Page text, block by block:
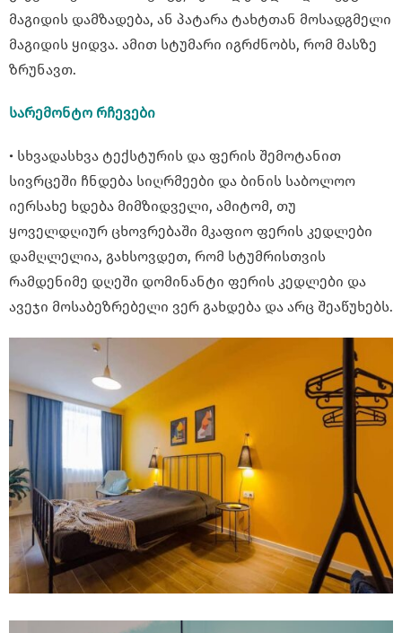
მაგიდის დამზადება, ან პატარა ტახტთან მოსადგმელი
მაგიდის ყიდვა. ამით სტუმარი იგრძნობს, რომ მასზე
ზრუნავთ.
სარემონტო რჩევები
• სხვადასხვა ტექსტურის და ფერის შემოტანით
სივრცეში ჩნდება სიღრმეები და ბინის საბოლოო
იერსახე ხდება მიმზიდველი, ამიტომ, თუ
ყოველდღიურ ცხოვრებაში მკაფიო ფერის კედლები
დამღლელია, გახსოვდეთ, რომ სტუმრისთვის
რამდენიმე დღეში დომინანტი ფერის კედლები და
ავეჯი მოსაბეზრებელი ვერ გახდება და არც შეაწუხებს.